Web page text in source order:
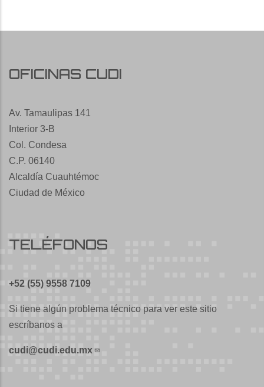
OFICINAS CUDI
Av. Tamaulipas 141
Interior 3-B
Col. Condesa
C.P. 06140
Alcaldía Cuauhtémoc
Ciudad de México
TELÉFONOS
+52 (55) 9558 7109
Si tiene algún problema técnico para ver este sitio
escríbanos a
cudi@cudi.edu.mx